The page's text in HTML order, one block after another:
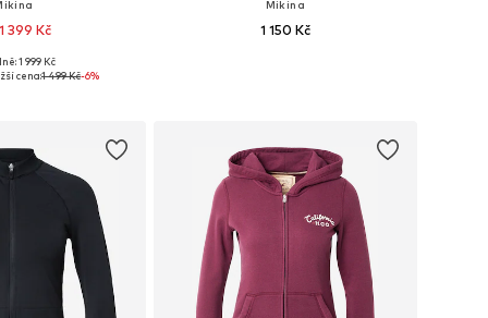
399 Kč
velikostech
1 999 Kč
cena:1 499 Kč-6%
Mikina
1 150 Kč